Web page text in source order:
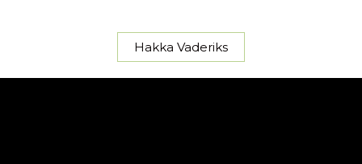
Hakka Vaderiks